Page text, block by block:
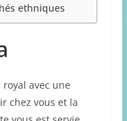
ethniques
avec une
chez vous et la